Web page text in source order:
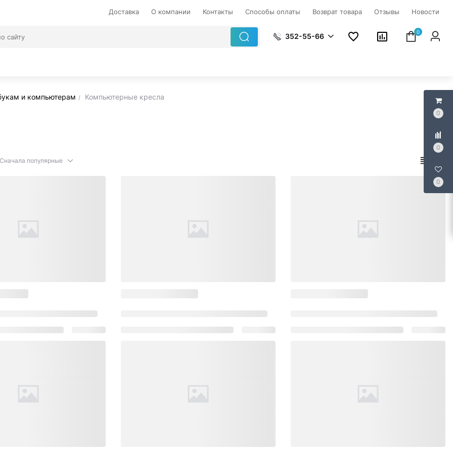
0
0
0
Доставка О компании Контакты Способы оплаты Возврат товара Отзывы Новости
352-55-66
0
и компьютерам Компьютерные кресла
Сначала популярные